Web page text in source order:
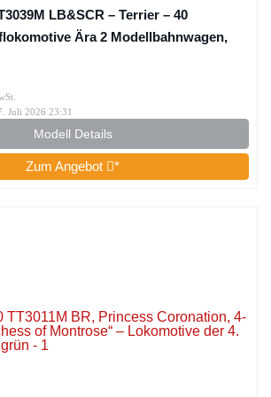
LB&SCR – Terrier – 40
Ära 2 Modellbahnwagen,
Juli 2026 23:31
Modell Details
Zum Angebot *